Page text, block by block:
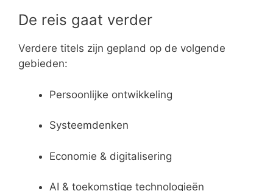
De reis gaat verder
Verdere titels zijn gepland op de volgende
gebieden:
Persoonlijke ontwikkeling
Systeemdenken
Economie & digitalisering
AI & toekomstige technologieën